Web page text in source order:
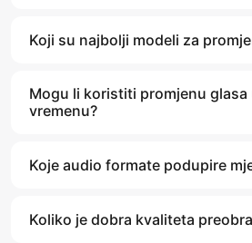
Koji su najbolji modeli za
Mogu li koristiti promjenu glasa
vremenu?
Koje audio formate podupire
Koliko je dobra kvaliteta